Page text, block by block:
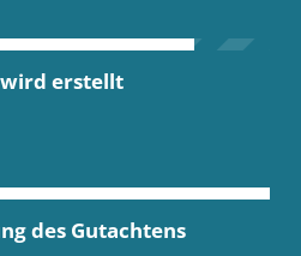
erstellt
des Gutachtens